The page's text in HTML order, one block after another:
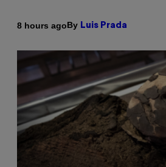
8 hours agoBy Luis Prada